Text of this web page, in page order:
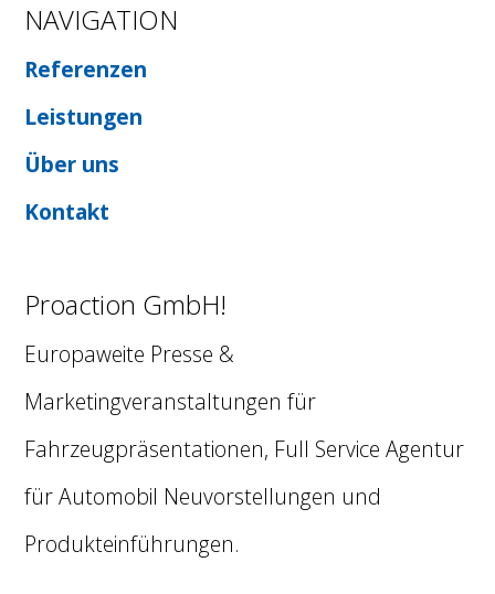
NAVIGATION
Referenzen
Leistungen
Über uns
Kontakt
Proaction GmbH!
Europaweite Presse &
Marketingveranstaltungen für
Fahrzeugpräsentationen, Full Service Agentur
für Automobil Neuvorstellungen und
Produkteinführungen.